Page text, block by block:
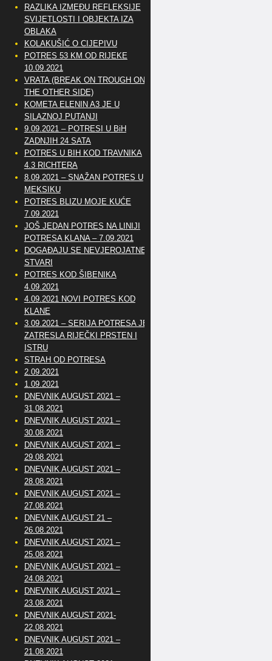
RAZLIKA IZMEĐU REFLEKSIJE
SVIJETLOSTI I OBJEKTA IZA
OBLAKA
KOLAKUŠIĆ O CIJEPIVU
POTRES 53 KM OD RIJEKE
10.09.2021
VRATA (BREAK ON TROUGH ON
THE OTHER SIDE)
KOMETA ELENIN A3 JE U
SILAZNOJ PUTANJI
9.09.2021 – POTRESI U BiH
ZADNJIH 24 SATA
POTRES U BIH KOD TRAVNIKA
4.3 RICHTERA
8.09.2021 – SNAŽAN POTRES U
MEKSIKU
POTRES BLIZU MOJE KUĆE
7.09.2021
JOŠ JEDAN POTRES NA LINIJI
POTRESA KLANA – 7.09.2021
DOGAĐAJU SE NEVJEROJATNE
STVARI
POTRES KOD ŠIBENIKA
4.09.2021
4.09.2021 NOVI POTRES KOD
KLANE
3.09.2021 – SERIJA POTRESA JE
ZATRESLA RIJEČKI PRSTEN I
ISTRU
STRAH OD POTRESA
2.09.2021
1.09.2021
DNEVNIK AUGUST 2021 –
31.08.2021
DNEVNIK AUGUST 2021 –
30.08.2021
DNEVNIK AUGUST 2021 –
29.08.2021
DNEVNIK AUGUST 2021 –
28.08.2021
DNEVNIK AUGUST 2021 –
27.08.2021
DNEVNIK AUGUST 21 –
26.08.2021
DNEVNIK AUGUST 2021 –
25.08.2021
DNEVNIK AUGUST 2021 –
24.08.2021
DNEVNIK AUGUST 2021 –
23.08.2021
DNEVNIK AUGUST 2021-
22.08.2021
DNEVNIK AUGUST 2021 –
21.08.2021